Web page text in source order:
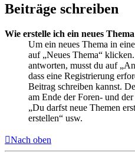
Beiträge schreiben
Wie erstelle ich ein neues
Um ein neues Thema in
auf „Neues Thema“
antworten, musst du auf
dass eine Registrierung
Beitrag schreiben kannst.
am Ende der Foren- und
„Du darfst neue Themen
erstellen“ usw.
Nach oben